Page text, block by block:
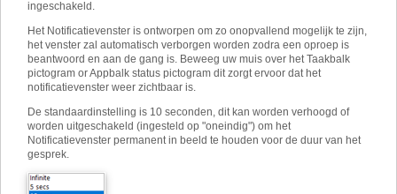
ingeschakeld.
Het Notificatievenster is ontworpen om zo onopvallend mogelijk te zijn,
het venster zal automatisch verborgen worden zodra een oproep is
beantwoord en aan de gang is. Beweeg uw muis over het Taakbalk
pictogram or Appbalk status pictogram dit zorgt ervoor dat het
notificatievenster weer zichtbaar is.
De standaardinstelling is 10 seconden, dit kan worden verhoogd of
worden uitgeschakeld (ingesteld op "oneindig") om het
Notificatievenster permanent in beeld te houden voor de duur van het
gesprek.